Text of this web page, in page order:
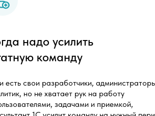
надо усилить
команду
есть свои разработчики,
но не хватает рук на работу
задачами и приемкой,